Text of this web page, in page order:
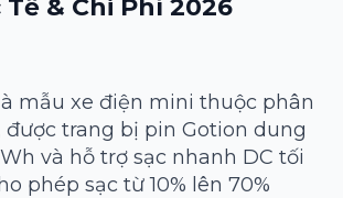
& Chi Phí 2026
mẫu xe điện mini thuộc phân
được trang bị pin Gotion dung
và hỗ trợ sạc nhanh DC tối
phép sạc từ 10% lên 70%